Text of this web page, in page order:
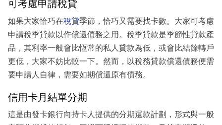
可考慮申請稅貸
如果大家恰巧在稅貸季節，恰巧又需要找卡數。大家可考慮
申請稅季貸款以作償還債務之用。稅季貸款是季節性貸款產
品，其利率一般會比恆常的私人貸款為低，或會比結餘轉戶
更低，大家不妨比較一下。然而，以稅務貸款償還債務便需
要申請人自律，需要如期償還原有債務。
信用卡月結單分期
這是由發卡銀行向持卡人提供的分期還款計劃，形式與一般